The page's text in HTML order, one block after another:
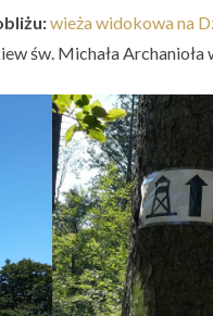
wieża widokowa na
św. Michała Archanioła